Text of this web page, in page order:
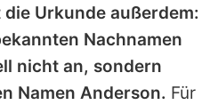
Urkunde außerdem:
Nachnamen
nicht an, sondern
Namen Anderson. Für